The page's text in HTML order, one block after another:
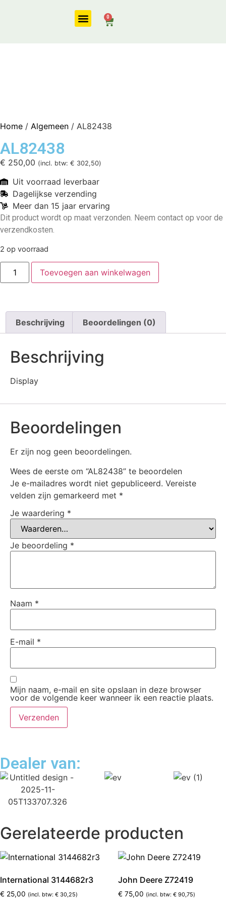
0
Home / Algemeen / AL82438
AL82438
€ 250,00 (incl. btw: € 302,50)
Uit voorraad leverbaar
Dagelijkse verzending
Meer dan 15 jaar ervaring
Dit product wordt op maat verzonden. Neem contact op voor de
verzendkosten.
2 op voorraad
Toevoegen aan winkelwagen
Beschrijving Beoordelingen (0)
Beschrijving
Display
Beoordelingen
Er zijn nog geen beoordelingen.
Wees de eerste om “AL82438” te beoordelen
Je e-mailadres wordt niet gepubliceerd. Vereiste
velden zijn gemarkeerd met *
Je waardering *
Je beoordeling *
Naam *
E-mail *
Mijn naam, e-mail en site opslaan in deze browser
voor de volgende keer wanneer ik een reactie plaats.
Dealer van:
Gerelateerde producten
International 3144682r3
€ 25,00 (incl. btw: € 30,25)
John Deere Z72419
€ 75,00 (incl. btw: € 90,75)